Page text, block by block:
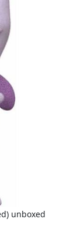
unboxed